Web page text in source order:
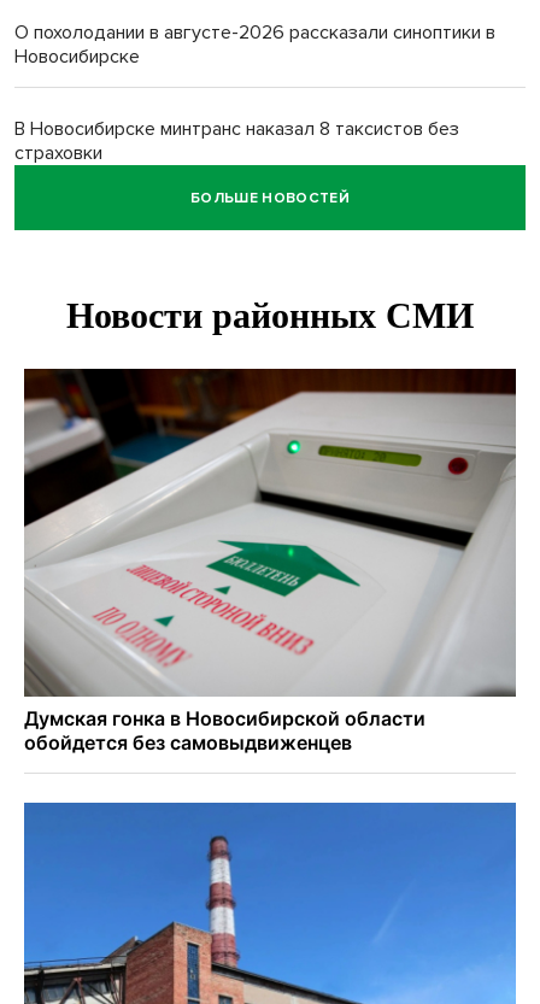
О похолодании в августе-2026 рассказали синоптики в
Новосибирске
В Новосибирске минтранс наказал 8 таксистов без
страховки
Андрей Травников поблагодарил новосибирских
Новосибирский метрополитен начал ремонт входа на
Полтонны киви для пациентов закупит больница в
Новосибирске
Ход королевы: осужденная из Новосибирска завоевала
бронзу чемпионата по шахматам
БОЛЬШЕ НОВОСТЕЙ